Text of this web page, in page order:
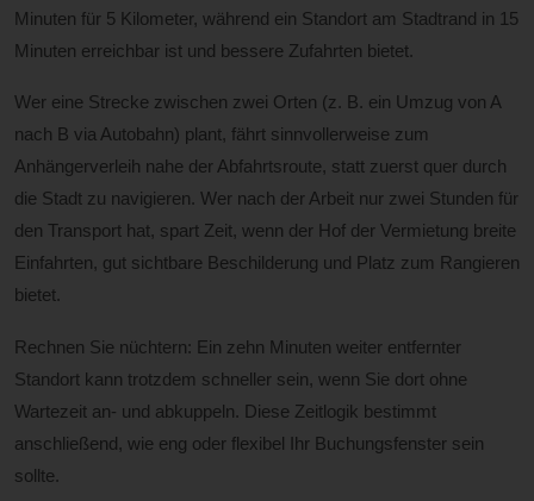
Minuten für 5 Kilometer, während ein Standort am Stadtrand in 15
Minuten erreichbar ist und bessere Zufahrten bietet.
Wer eine Strecke zwischen zwei Orten (z. B. ein Umzug von A
nach B via Autobahn) plant, fährt sinnvollerweise zum
Anhängerverleih nahe der Abfahrtsroute, statt zuerst quer durch
die Stadt zu navigieren. Wer nach der Arbeit nur zwei Stunden für
den Transport hat, spart Zeit, wenn der Hof der Vermietung breite
Einfahrten, gut sichtbare Beschilderung und Platz zum Rangieren
bietet.
Rechnen Sie nüchtern: Ein zehn Minuten weiter entfernter
Standort kann trotzdem schneller sein, wenn Sie dort ohne
Wartezeit an- und abkuppeln. Diese Zeitlogik bestimmt
anschließend, wie eng oder flexibel Ihr Buchungsfenster sein
sollte.